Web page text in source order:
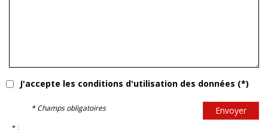
J'accepte les conditions d'utilisation des données (*)
Envoyer
* Champs obligatoires
* :